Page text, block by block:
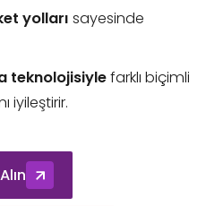
yolları sayesinde
teknolojisiylefarklı biçimli
iyileştirir.